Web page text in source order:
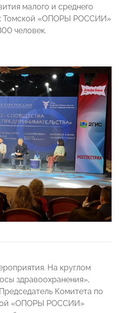
малого и среднего
Томской «ОПОРЫ РОССИИ»
человек.
На круглом
здравоохранения»,
Комитета по
«ОПОРЫ РОССИИ»